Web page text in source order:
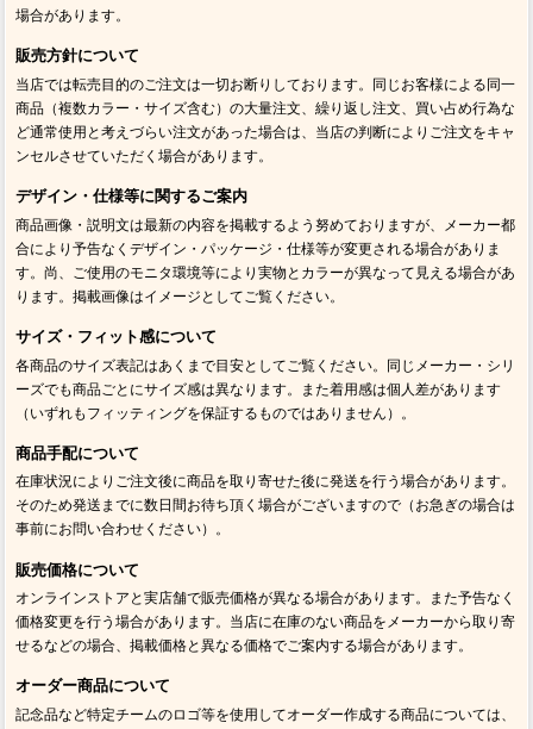
場合があります。
販売方針について
当店では転売目的のご注文は一切お断りしております。同じお客様による同一
商品（複数カラー・サイズ含む）の大量注文、繰り返し注文、買い占め行為な
ど通常使用と考えづらい注文があった場合は、当店の判断によりご注文をキャ
ンセルさせていただく場合があります。
デザイン・仕様等に関するご案内
商品画像・説明文は最新の内容を掲載するよう努めておりますが、メーカー都
合により予告なくデザイン・パッケージ・仕様等が変更される場合がありま
す。尚、ご使用のモニタ環境等により実物とカラーが異なって見える場合があ
ります。掲載画像はイメージとしてご覧ください。
サイズ・フィット感について
各商品のサイズ表記はあくまで目安としてご覧ください。同じメーカー・シリ
ーズでも商品ごとにサイズ感は異なります。また着用感は個人差があります
（いずれもフィッティングを保証するものではありません）。
商品手配について
在庫状況によりご注文後に商品を取り寄せた後に発送を行う場合があります。
そのため発送までに数日間お待ち頂く場合がございますので（お急ぎの場合は
事前にお問い合わせください）。
販売価格について
オンラインストアと実店舗で販売価格が異なる場合があります。また予告なく
価格変更を行う場合があります。当店に在庫のない商品をメーカーから取り寄
せるなどの場合、掲載価格と異なる価格でご案内する場合があります。
オーダー商品について
記念品など特定チームのロゴ等を使用してオーダー作成する商品については、